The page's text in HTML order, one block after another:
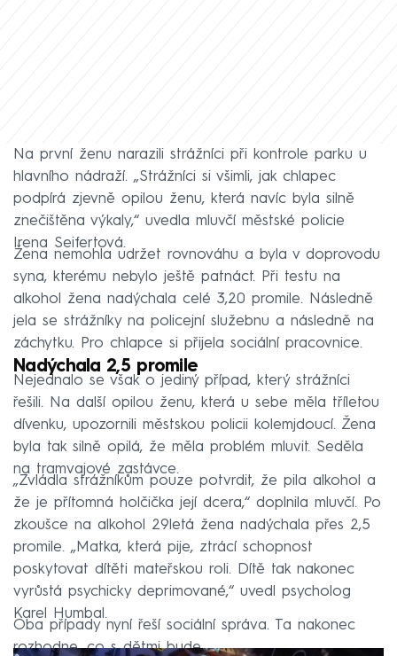
Na první ženu narazili strážníci při kontrole parku u
hlavního nádraží. „Strážníci si všimli, jak chlapec
podpírá zjevně opilou ženu, která navíc byla silně
znečištěna výkaly,“ uvedla mluvčí městské policie
Irena Seifertová.
Žena nemohla udržet rovnováhu a byla v doprovodu
syna, kterému nebylo ještě patnáct. Při testu na
alkohol žena nadýchala celé 3,20 promile. Následně
jela se strážníky na policejní služebnu a následně na
záchytku. Pro chlapce si přijela sociální pracovnice.
Nadýchala 2,5 promile
Nejednalo se však o jediný případ, který strážníci
řešili. Na další opilou ženu, která u sebe měla tříletou
dívenku, upozornili městskou policii kolemjdoucí. Žena
byla tak silně opilá, že měla problém mluvit. Seděla
na tramvajové zastávce.
„Zvládla strážníkům pouze potvrdit, že pila alkohol a
že je přítomná holčička její dcera,“ doplnila mluvčí. Po
zkoušce na alkohol 29letá žena nadýchala přes 2,5
promile. „Matka, která pije, ztrácí schopnost
poskytovat dítěti mateřskou roli. Dítě tak nakonec
vyrůstá psychicky deprimované,“ uvedl psycholog
Karel Humbal.
Oba případy nyní řeší sociální správa. Ta nakonec
rozhodne, co s dětmi bude.